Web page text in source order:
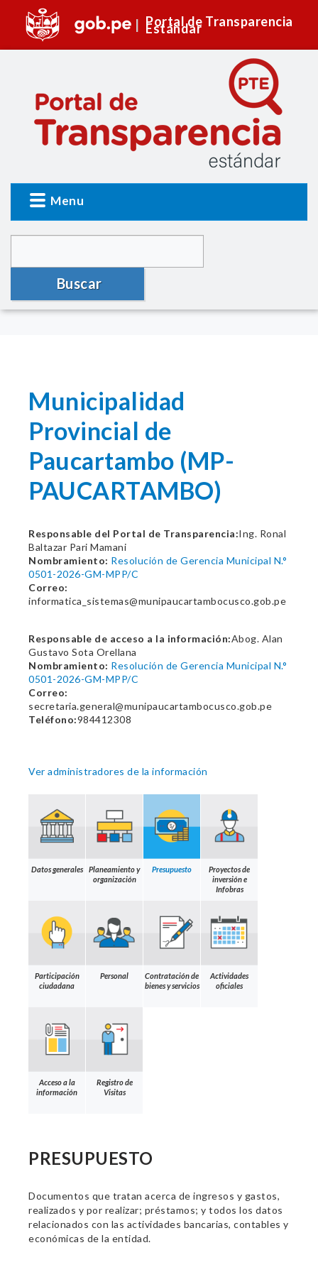
Portal de Transparencia
Estándar
Menu
Buscar
Municipalidad
Provincial de
Paucartambo (MP-
PAUCARTAMBO)
Responsable del Portal de Transparencia:Ing. Ronal
Baltazar Pari Mamani
Nombramiento: Resolución de Gerencia Municipal N.°
0501-2026-GM-MPP/C
Correo:
informatica_sistemas@munipaucartambocusco.gob.pe
Responsable de acceso a la información:Abog. Alan
Gustavo Sota Orellana
Nombramiento: Resolución de Gerencia Municipal N.°
0501-2026-GM-MPP/C
Correo:
secretaria.general@munipaucartambocusco.gob.pe
Teléfono:984412308
Ver administradores de la información
Datos generales
Planeamiento y
organización
Presupuesto
Proyectos de
inversión e
Infobras
Participación
ciudadana
Personal
Contratación de
bienes y servicios
Actividades
oficiales
Acceso a la
información
Registro de
Visitas
PRESUPUESTO
Documentos que tratan acerca de ingresos y gastos,
realizados y por realizar; préstamos; y todos los datos
relacionados con las actividades bancarias, contables y
económicas de la entidad.